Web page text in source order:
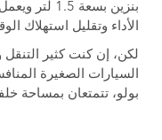
بنزين بسعة
الأداء وتقليل استهلاك
لكن، إن كنت كثير
السيارات الصغيرة
بولو، تتمتعان بمساحة